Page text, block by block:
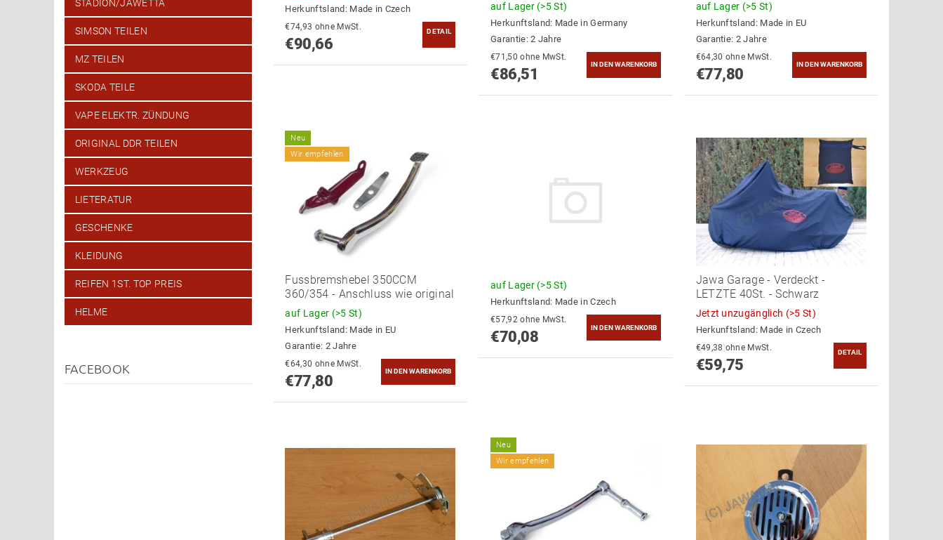
STADION/JAWETTA
SIMSON TEILEN
MZ TEILEN
SKODA TEILE
VAPE ELEKTR. ZÜNDUNG
ORIGINAL DDR TEILEN
WERKZEUG
LIETERATUR
GESCHENKE
KLEIDUNG
REIFEN 1ST. TOP PREIS
HELME
FACEBOOK
Herkunftsland: Made in Czech
€74,93 ohne MwSt.
€90,66
DETAIL
auf Lager (>5 St)
Herkunftsland: Made in Germany
Garantie: 2 Jahre
€71,50 ohne MwSt.
€86,51
auf Lager (>5 St)
Herkunftsland: Made in EU
Garantie: 2 Jahre
€64,30 ohne MwSt.
€77,80
Neu
Wir empfehlen
Fussbremshebel 350CCM
360/354 - Anschluss wie original
auf Lager (>5 St)
Herkunftsland: Made in EU
Garantie: 2 Jahre
€64,30 ohne MwSt.
€77,80
auf Lager (>5 St)
Herkunftsland: Made in Czech
€57,92 ohne MwSt.
€70,08
Jawa Garage - Verdeckt -
LETZTE 40St. - Schwarz
Jetzt unzugänglich (>5 St)
Herkunftsland: Made in Czech
€49,38 ohne MwSt.
€59,75
DETAIL
Neu
Wir empfehlen